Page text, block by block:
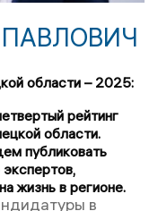
области – 2025:
рейтинг
области.
публиковать
жизнь в регионе.
в